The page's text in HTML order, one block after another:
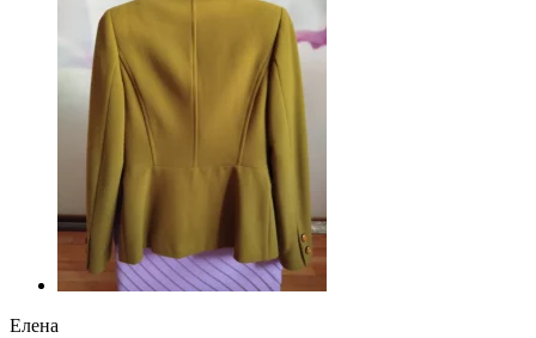
Елена